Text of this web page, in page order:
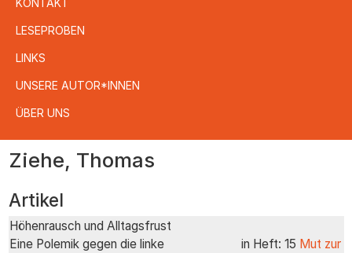
LESEPROBEN
LINKS
UNSERE AUTOR*INNEN
ÜBER UNS
zum
Ziehe, Thomas
Artikel
Höhenrausch und Alltagsfrust
Eine Polemik gegen die linke
in Heft: 15 Mut zur